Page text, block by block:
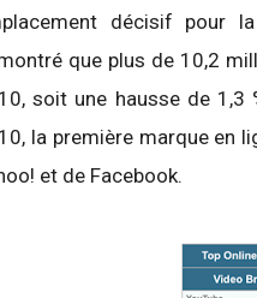
décisif pour
que plus de 10,2
soit une hausse de 1,3
la première marque en
et de Facebook.